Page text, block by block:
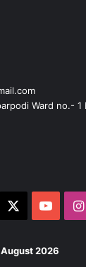
Ward no.- 1
August 2026